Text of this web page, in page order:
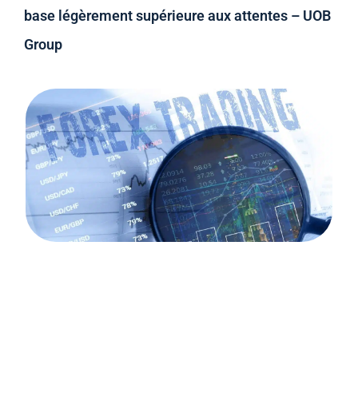
base légèrement supérieure aux attentes – UOB
Group